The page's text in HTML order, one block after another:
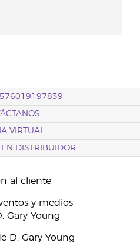
VIRTUAL
DISTRIBUIDOR
al cliente
y medios
Gary Young
D. Gary Young